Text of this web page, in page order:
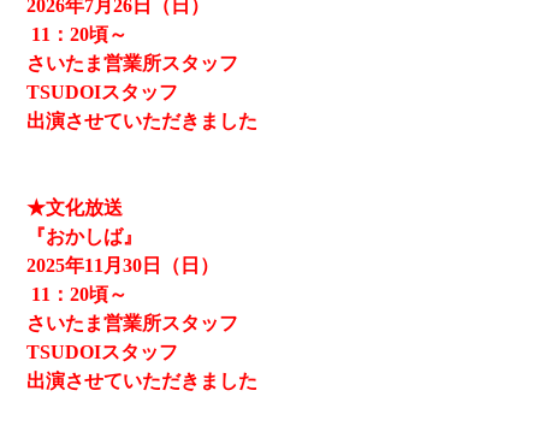
2026年7月26日（日）
11 ：20頃～
さいたま営業所スタッフ
TSUDOIスタッフ
出演させていただきました
★文化放送
『おかしば』
2025年11月30日（日）
11 ：20頃～
さいたま営業所スタッフ
TSUDOIスタッフ
出演させていただきました